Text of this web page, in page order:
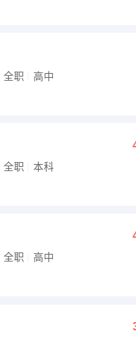
全职 高中
全职 本科
全职 高中